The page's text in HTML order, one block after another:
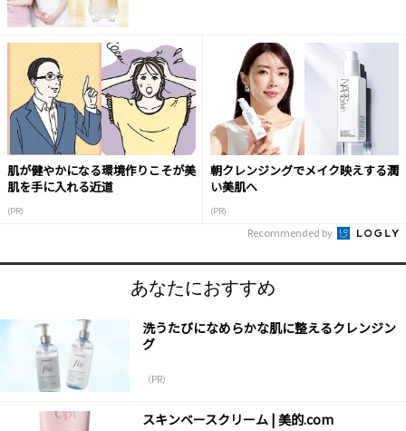
肌が健やかになる環境作りこそが美
肌を手に入れる近道
(PR)
朝クレンジングでメイク映えする潤
い美肌へ
(PR)
Recommended by
あなたにおすすめ
洗うたびになめらかな肌に整えるクレンジン
グ
（PR）
スキンベースクリーム | 美的.com